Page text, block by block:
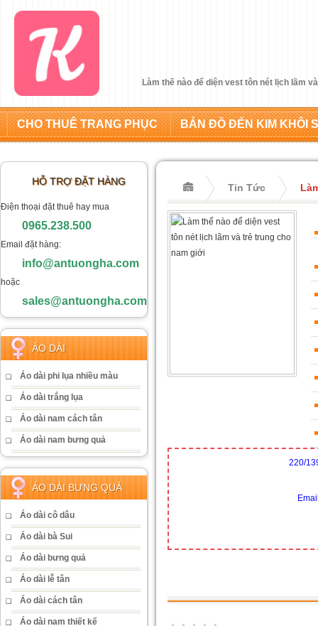
Làm thế nào để diện vest tôn nét lịch lãm
CHO THUÊ TRANG PHỤC BẢN ĐỒ ĐẾN KIM KHÔI
HỖ TRỢ ĐẶT HÀNG
Điện thoại đặt thuê hay mua
0965.238.500
Email đặt hàng:
info@antuongha.com
hoặc
sales@antuongha.com
ÁO DÀI
Áo dài phi lụa nhiều màu
Áo dài trắng lụa
Áo dài nam cách tân
Áo dài nam bưng quả
ÁO DÀI BƯNG QUẢ
Áo dài cô dâu
Áo dài bà Sui
Áo dài bưng quả
Áo dài lễ tân
Áo dài cách tân
Áo dài nam thiết kế
Tin Tức
220/